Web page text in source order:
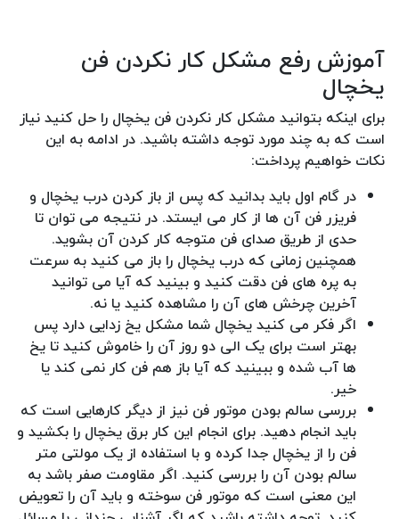
آموزش رفع مشکل کار نکردن فن
یخچال
برای اینکه بتوانید مشکل کار نکردن فن یخچال را حل کنید نیاز
است که به چند مورد توجه داشته باشید. در ادامه به این
نکات خواهیم پرداخت:
در گام اول باید بدانید که پس از باز کردن درب یخچال و
فریزر فن آن ها از کار می ایستد. در نتیجه می توان تا
حدی از طریق صدای فن متوجه کار کردن آن بشوید.
همچنین زمانی که درب یخچال را باز می کنید به سرعت
به پره های فن دقت کنید و بینید که آیا می توانید
آخرین چرخش های آن را مشاهده کنید یا نه.
اگر فکر می کنید یخچال شما مشکل یخ زدایی دارد پس
بهتر است برای یک الی دو روز آن را خاموش کنید تا یخ
ها آب شده و ببینید که آیا باز هم فن کار نمی کند یا
خیر.
بررسی سالم بودن موتور فن نیز از دیگر کارهایی است که
باید انجام دهید. برای انجام این کار برق یخچال را بکشید و
فن را از یخچال جدا کرده و با استفاده از یک مولتی متر
سالم بودن آن را بررسی کنید. اگر مقاومت صفر باشد به
این معنی است که موتور فن سوخته و باید آن را تعویض